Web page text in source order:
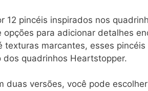
12 pincéis inspirados nos
opções para adicionar detalhes
texturas marcantes, esses
dos quadrinhos Heartstopper.
duas versões, você pode